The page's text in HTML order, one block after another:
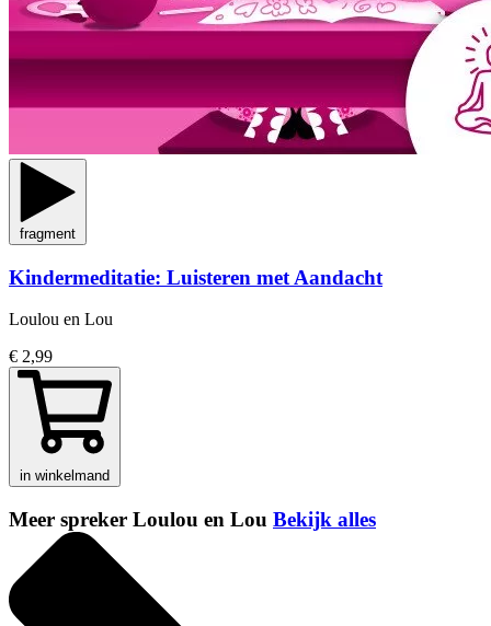
fragment
Kindermeditatie: Luisteren met Aandacht
Loulou en Lou
€ 2,99
in winkelmand
Meer spreker Loulou en Lou Bekijk alles